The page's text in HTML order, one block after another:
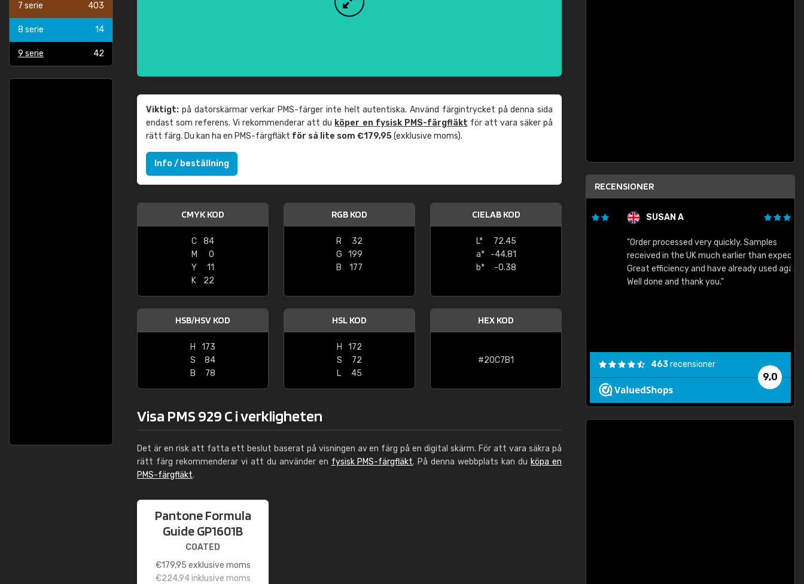
7 serie 403
8 serie 14
9 serie 42
Viktigt: på datorskärmar verkar PMS-färger inte helt autentiska. Använd färgintrycket på denna sida
endast som referens. Vi rekommenderar att du köper en fysisk PMS-färgfläkt för att vara säker på
rätt färg. Du kan ha en PMS-färgfläkt för så lite som €179,95(exklusive moms).
Info / beställning
CMYK KOD
C
84
M
0
Y
11
K
22
RGB KOD
R
32
G
199
B
177
CIELAB KOD
L*
72.45
a*
-44.81
b*
-0.38
HSB/HSV KOD
H
173
S
84
B
78
HSL KOD
H
172
S
72
L
45
HEX KOD
#20C7B1
Visa PMS 929 C i verkligheten
Det är en risk att fatta ett beslut baserat på visningen av en färg på en digital skärm. För att vara säkra på
rätt färg rekommenderar vi att du använder en fysisk PMS-färgfläkt. På denna webbplats kan du köpa en
PMS-färgfläkt.
Pantone Formula
Guide GP1601B
COATED
€179,95 exklusive moms
€224,94inklusive moms
RECENSIONER
Leinster Home and
"Great product and speedy delivery"
SUSAN A
"Order processed very quickly. Samples
received in the UK much earlier than expected.
Great efficiency and have already used again.
Well done and thank you."
9,0
463recensioner